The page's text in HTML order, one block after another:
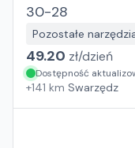
30-28
Pozostałe
49.20 zł/dzień
Dostępność
+141 km Swarzędz